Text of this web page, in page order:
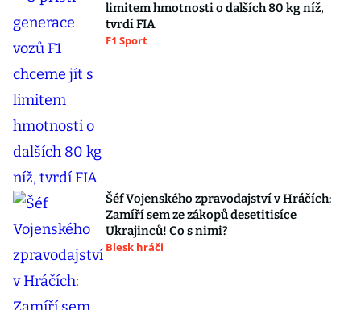
limitem hmotnosti o dalších 80 kg níž,
tvrdí FIA
F1 Sport
Šéf Vojenského zpravodajství v Hráčích:
Zamíří sem ze zákopů desetitisíce
Ukrajinců! Co s nimi?
Blesk hráči